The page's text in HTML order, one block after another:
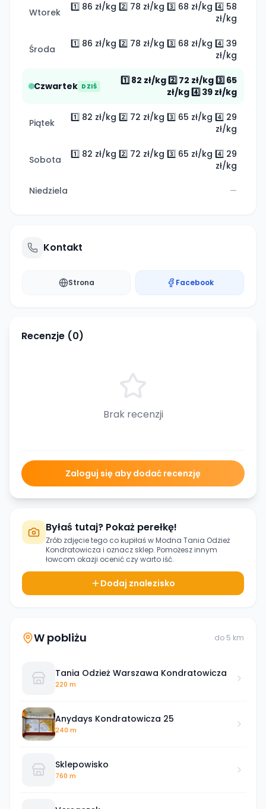
Wtorek
1️⃣ 86 zł/kg 2️⃣ 78 zł/kg 3️⃣ 68 zł/kg 4️⃣ 58
zł/kg
Środa
1️⃣ 86 zł/kg 2️⃣ 78 zł/kg 3️⃣ 68 zł/kg 4️⃣ 39
zł/kg
Czwartek DZIŚ
1️⃣ 82 zł/kg 2️⃣ 72 zł/kg 3️⃣ 65
zł/kg 4️⃣ 39 zł/kg
Piątek
1️⃣ 82 zł/kg 2️⃣ 72 zł/kg 3️⃣ 65 zł/kg 4️⃣ 29
zł/kg
Sobota
1️⃣ 82 zł/kg 2️⃣ 72 zł/kg 3️⃣ 65 zł/kg 4️⃣ 29
zł/kg
Niedziela —
Kontakt
Strona Facebook
Recenzje (0)
Brak recenzji
Zaloguj się aby dodać recenzję
Byłaś tutaj? Pokaż perełkę!
Zrób zdjęcie tego co kupiłaś wModna Tania Odzież
Kondratowicza i oznacz sklep. Pomożesz innym
łowcom okazji ocenić czy warto iść.
Dodaj znalezisko
W pobliżu do 5 km
Tania Odzież Warszawa Kondratowicza
220 m
Anydays Kondratowicza 25
240 m
Sklepowisko
760 m